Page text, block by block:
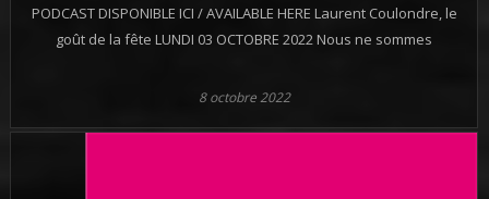
PODCAST DISPONIBLE ICI / AVAILABLE HERE Laurent Coulondre, le
goût de la fête LUNDI 03 OCTOBRE 2022 Nous ne sommes
8 octobre 2022